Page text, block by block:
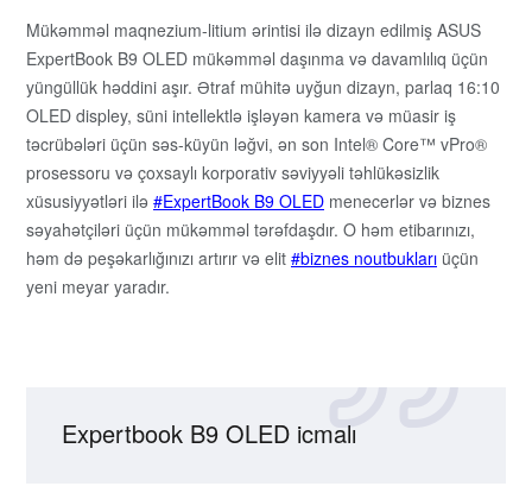
Mükəmməl maqnezium-litium ərintisi ilə dizayn edilmiş ASUS
ExpertBook B9 OLED mükəmməl daşınma və davamlılıq üçün
yüngüllük həddini aşır. Ətraf mühitə uyğun dizayn, parlaq 16:10
OLED displey, süni intellektlə işləyən kamera və müasir iş
təcrübələri üçün səs-küyün ləğvi, ən son Intel® Core™ vPro®
prosessoru və çoxsaylı korporativ səviyyəli təhlükəsizlik
xüsusiyyətləri ilə
ExpertBook B9 OLED menecerlər və biznes
səyahətçiləri üçün mükəmməl tərəfdaşdır. O həm etibarınızı,
həm də peşəkarlığınızı artırır və elit biznes noutbukları üçün
yeni meyar yaradır.
Expertbook B9 OLED icmalı